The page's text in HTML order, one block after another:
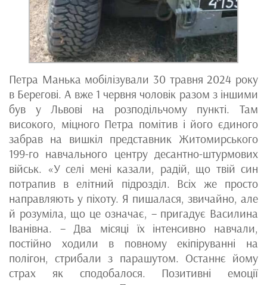
Петра Манька мобілізували 30 травня 2024 року
в Берегові. А вже 1 червня чоловік разом з іншими
був у Львові на розподільчому пункті. Там
високого, міцного Петра помітив і його єдиного
забрав на вишкіл представник Житомирського
199-го навчального центру десантно-штурмових
військ. «У селі мені казали, радій, що твій син
потрапив в елітний підрозділ. Всіх же просто
направляють у піхоту. Я пишалася, звичайно, але
й розуміла, що це означає, – пригадує Василина
Іванівна. – Два місяці їх інтенсивно навчали,
постійно ходили в повному екіпіруванні на
полігон, стрибали з парашутом. Останнє йому
страх як сподобалося. Позитивні емоції